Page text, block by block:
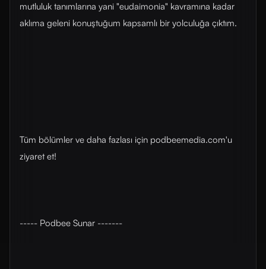
mutluluk tanımlarına yani "eudaimonia" kavramına kadar
aklıma geleni konuştuğum kapsamlı bir yolculuğa çıktım.
Tüm bölümler ve daha fazlası için ⁠⁠podbeemedia.com⁠⁠'u
ziyaret et!
----- Podbee Sunar -------